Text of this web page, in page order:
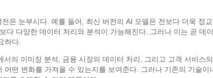
은 눈부시다. 예를 들어, 최신 버전의 AI 모델은 전보다 더욱 정
다 다양한 데이터 처리와 분석이 가능해진다. 그러나 이는 곧 데
하다.
서의 이미징 분석, 금융 시장의 데이터 처리, 그리고 고객 서비스
어떤 변화를 가져올 수 있는지를 보여준다. 그러나 기존의 기술